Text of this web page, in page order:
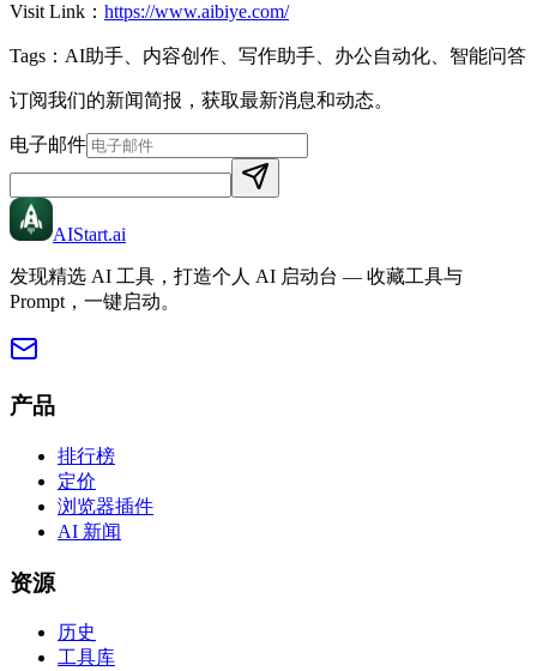
Visit Link： https://www.aibiye.com/
Tags： AI助手、内容创作、写作助手、办公自动化、智能问答
订阅我们的新闻简报，获取最新消息和动态。
电子邮件
AIStart.ai
发现精选 AI 工具，打造个人 AI 启动台 — 收藏工具与
Prompt，一键启动。
产品
排行榜
定价
浏览器插件
AI 新闻
资源
历史
工具库